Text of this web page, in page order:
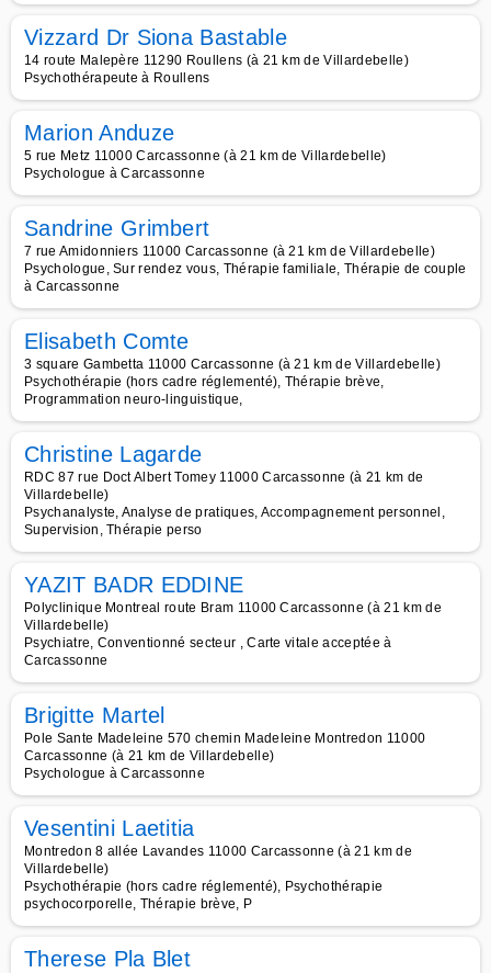
Vizzard Dr Siona Bastable
14 route Malepère 11290 Roullens (à 21 km de Villardebelle)
Psychothérapeute à Roullens
Marion Anduze
5 rue Metz 11000 Carcassonne (à 21 km de Villardebelle)
Psychologue à Carcassonne
Sandrine Grimbert
7 rue Amidonniers 11000 Carcassonne (à 21 km de Villardebelle)
Psychologue, Sur rendez vous, Thérapie familiale, Thérapie de couple
à Carcassonne
Elisabeth Comte
3 square Gambetta 11000 Carcassonne (à 21 km de Villardebelle)
Psychothérapie (hors cadre réglementé), Thérapie brève,
Programmation neuro-linguistique,
Christine Lagarde
RDC 87 rue Doct Albert Tomey 11000 Carcassonne (à 21 km de
Villardebelle)
Psychanalyste, Analyse de pratiques, Accompagnement personnel,
Supervision, Thérapie perso
YAZIT BADR EDDINE
Polyclinique Montreal route Bram 11000 Carcassonne (à 21 km de
Villardebelle)
Psychiatre, Conventionné secteur , Carte vitale acceptée à
Carcassonne
Brigitte Martel
Pole Sante Madeleine 570 chemin Madeleine Montredon 11000
Carcassonne (à 21 km de Villardebelle)
Psychologue à Carcassonne
Vesentini Laetitia
Montredon 8 allée Lavandes 11000 Carcassonne (à 21 km de
Villardebelle)
Psychothérapie (hors cadre réglementé), Psychothérapie
psychocorporelle, Thérapie brève, P
Therese Pla Blet